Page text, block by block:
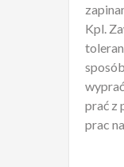
Kpl.
prać z
prac